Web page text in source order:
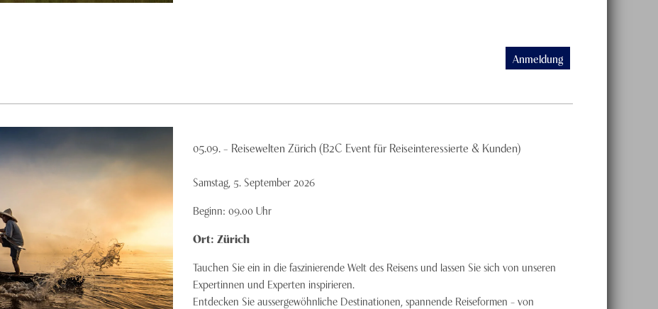
Anmeldung
05.09. – Reisewelten Zürich (B2C Event für Reiseinteressierte & Kunden)
Samstag, 5. September 2026
Beginn: 09.00Uhr
Ort: Zürich
Tauchen Sie ein in die faszinierende Welt des Reisens und lassen Sie sich von unseren
Expertinnen und Experten inspirieren.
Entdecken Sie aussergewöhnliche Destinationen, spannende Reiseformen – von